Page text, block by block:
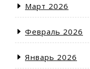
Март 2026
Февраль 2026
Январь 2026